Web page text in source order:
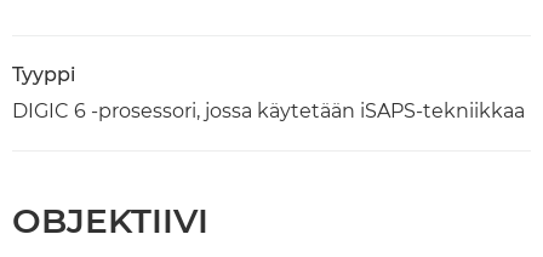
Tyyppi
DIGIC 6 -prosessori, jossa käytetään iSAPS-tekniikkaa
OBJEKTIIVI